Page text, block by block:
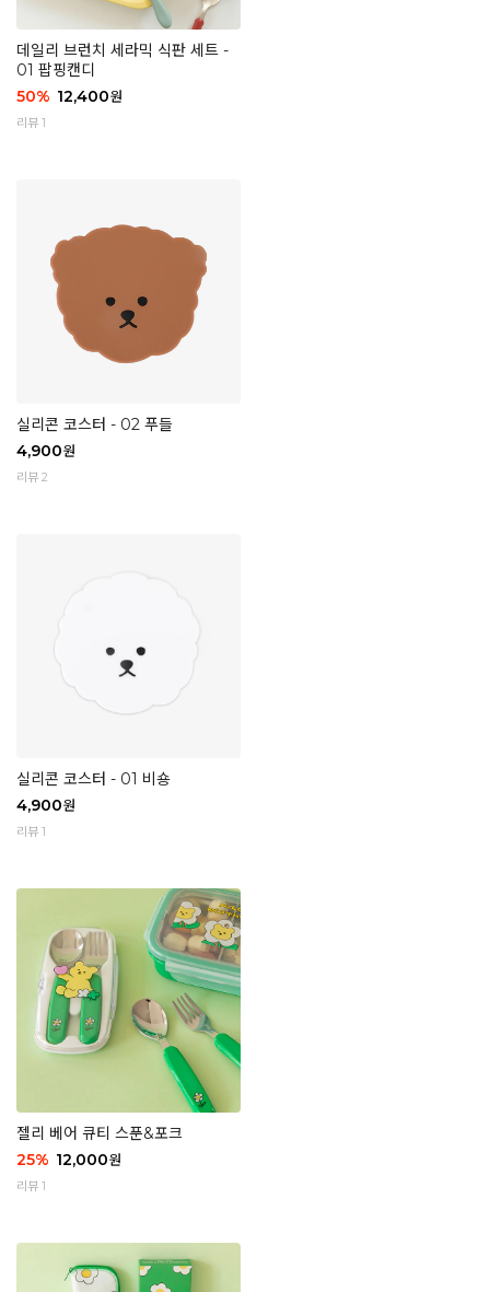
데일리 브런치 세라믹 식판 세트 -
01 팝핑캔디
50% 12,400원
리뷰 1
실리콘 코스터 - 02 푸들
4,900원
리뷰 2
실리콘 코스터 - 01 비숑
4,900원
리뷰 1
젤리 베어 큐티 스푼&포크
25% 12,000원
리뷰 1